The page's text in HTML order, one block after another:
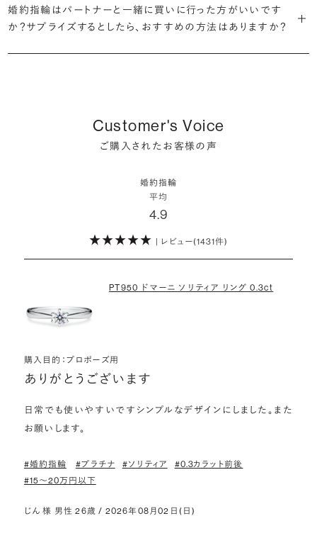
バイスを受けてみてください。より後悔のない婚約指輪選びにつなが
・婚約指輪に留める一石を自分で選べる
ダイヤモンド供給元のデータと直接繋がる独自の検索画面で、品質を
機関が発行した鑑定書が付き、品質が保証されます。
・メレダイヤモンドまでブライダル品質
婚約指輪にさらなる華やかさを添える小ぶりなダイヤモンドも、一般的
わたしたちのダイヤモンドについて
も可能です。
詳しくはこちら
婚約指輪は結婚するために必須のものではありませんが、中には「昔
から憧れがあったがパートナーに遠慮して欲しいと言い出せなかっ
検討していただければと思います。
※データ出典：結婚マーケット調査2025
ん。
婚約指輪はパートナーと一緒に買いに行った方がいいです
か？サプライズするとしたら、おすすめの方法はありますか？
しかし、サプライズで贈り贈られるのも、やはり素敵な経験。ブリリアン
ぜひお二人らしいスタイルを見つけてみてください。
Customer's Voice
ご購入されたお客様の声
婚約指輪
平均
4.9
| レビュー(1431件)
PT950 ドマーニ ソリティア リング 0.3ct
購入目的：プロポーズ用
ありがとうございます
日常でも使いやすいですシンプルなデザインにしました。また
お願いします。
#婚約指輪 #プラチナ #ソリティア
#0.3カラット前後
#15〜20万円以下
じん 様 男性 26歳 / 2026年08月02日(日)